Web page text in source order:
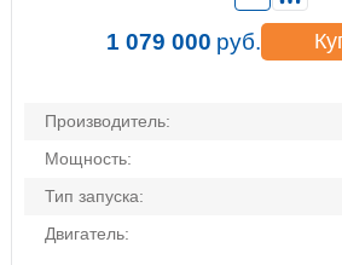
Производитель:
Мощность:
Тип запуска:
Двигатель:
1 079 000 руб.